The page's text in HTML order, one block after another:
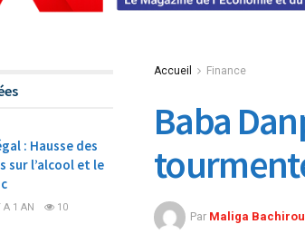
Accueil Finance
Baba
Par Maliga Bachirou
: Hausse des
sur l’alcool et le
1 AN 10